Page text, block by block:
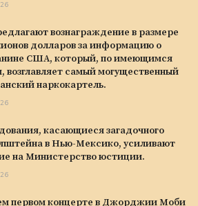
вознаграждение в размере
долларов за информацию о
США, который, по имеющимся
возглавляет самый могущественный
наркокартель.
касающиеся загадочного
в Нью-Мексико, усиливают
на Министерство юстиции.
первом концерте в Джорджии Моби